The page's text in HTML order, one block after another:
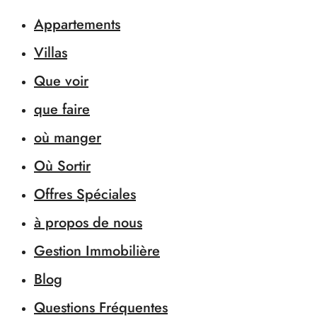
Appartements
Villas
Que voir
que faire
où manger
Où Sortir
Offres Spéciales
à propos de nous
Gestion Immobilière
Blog
Questions Fréquentes